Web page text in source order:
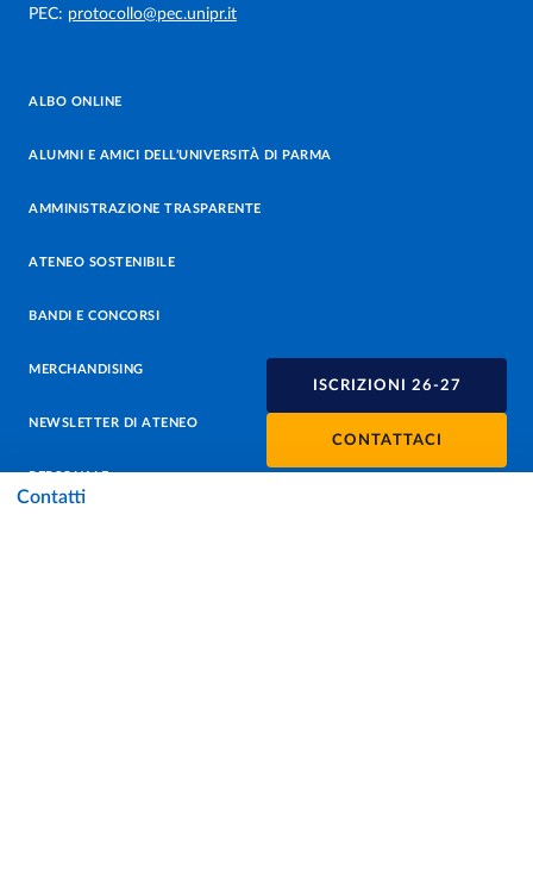
ISCRIZIONI 26-27
CONTATTACI
Contatti
PEC: protocollo@pec.unipr.it
ALBO ONLINE
ALUMNI E AMICI DELL’UNIVERSITÀ DI PARMA
AMMINISTRAZIONE TRASPARENTE
ATENEO SOSTENIBILE
BANDI E CONCORSI
MERCHANDISING
NEWSLETTER DI ATENEO
PERSONALE